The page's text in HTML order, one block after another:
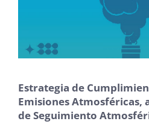
Estrategia de
Emisiones Atmosféricas,
de Seguimiento